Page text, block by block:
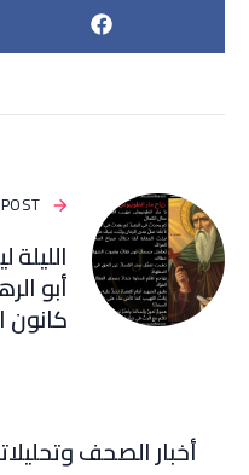
كانون
أخبار الصحف